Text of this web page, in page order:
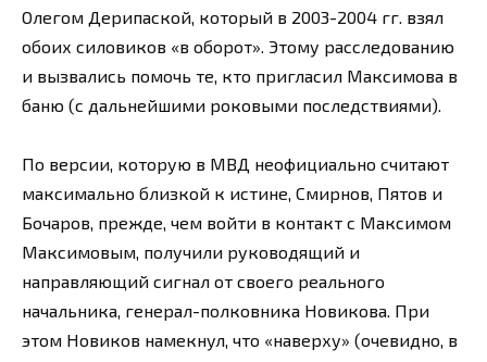
Олегом Дерипаской, который в 2003-2004 гг. взял
обоих силовиков «в оборот». Этому расследованию
и вызвались помочь те, кто пригласил Максимова в
баню (с дальнейшими роковыми последствиями).
По версии, которую в МВД неофициально считают
максимально близкой к истине, Смирнов, Пятов и
Бочаров, прежде, чем войти в контакт с Максимом
Максимовым, получили руководящий и
направляющий сигнал от своего реального
начальника, генерал-полковника Новикова. При
этом Новиков намекнул, что «наверху» (очевидно, в